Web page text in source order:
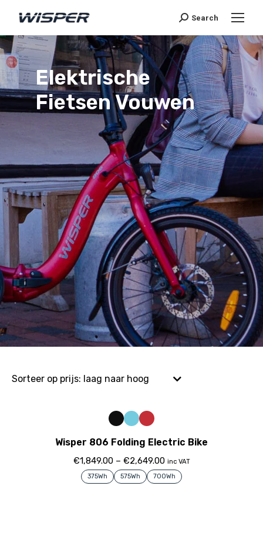
Search
Elektrische
Fietsen Vouwen
Wisper 806 Folding Electric Bike
€1,849.00– €2,649.00 inc VAT
375Wh 575Wh 700Wh